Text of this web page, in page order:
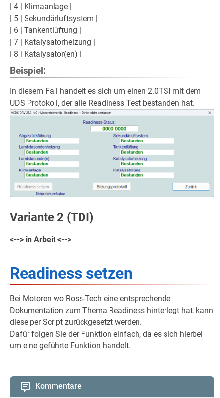
| 4 | Klimaanlage |
| 5 | Sekundärluftsystem |
| 6 | Tankentlüftung |
| 7 | Katalysatorheizung |
| 8 | Katalysator(en) |
Beispiel:
In diesem Fall handelt es sich um einen 2.0TSI mit dem
UDS Protokoll, der alle Readiness Test bestanden hat.
Variante 2 (TDI)
<--> in Arbeit <-->
Readiness setzen
Bei Motoren wo Ross-Tech eine entsprechende
Dokumentation zum Thema Readiness hinterlegt hat, kann
diese per Script zurückgesetzt werden.
Dafür folgen Sie der Funktion einfach, da es sich hierbei
um eine geführte Funktion handelt.
Kommentare